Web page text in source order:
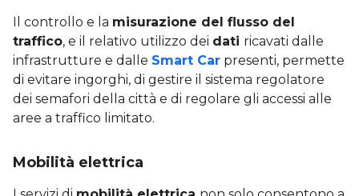
Il controllo e la misurazione del flusso del
traffico, e il relativo utilizzo dei dati ricavati dalle
infrastrutture e dalle Smart Car presenti, permette
di evitare ingorghi, di gestire il sistema regolatore
dei semafori della città e di regolare gli accessi alle
aree a traffico limitato.
Mobilità elettrica